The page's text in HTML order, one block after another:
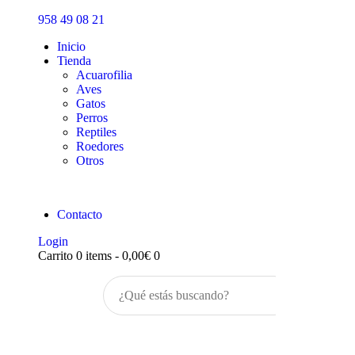
958 49 08 21
Inicio
Tienda
Acuarofilia
Aves
Gatos
Perros
Reptiles
Roedores
Otros
Contacto
Login
Carrito 0 items - 0,00€ 0
Inicio